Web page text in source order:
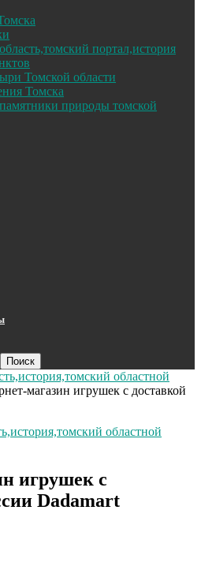
портал,история
Томской области
Томска
природы томской
областной
магазин игрушек с доставкой
областной
игрушек с
Dadamart